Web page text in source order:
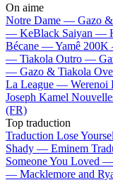
On aime
Notre Dame — Gazo
— KeBlack Saiyan —
Bécane —Yamê
— Tiakola Outro —
— Gazo & Tiakola
La League — Werenoi
Joseph Kamel
(FR)
Top traduction
Traduction Lose
Shady — Eminem
Someone You Loved —
— Macklemore and